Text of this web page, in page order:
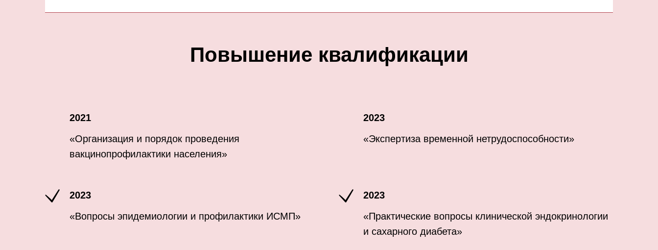
Повышение квалификации
2021
«Организация и порядок проведения
вакцинопрофилактики населения»
2023
«Экспертиза временной нетрудоспособности»
2023
«Вопросы эпидемиологии и профилактики ИСМП»
2023
«Практические вопросы клинической эндокринологии
и сахарного диабета»